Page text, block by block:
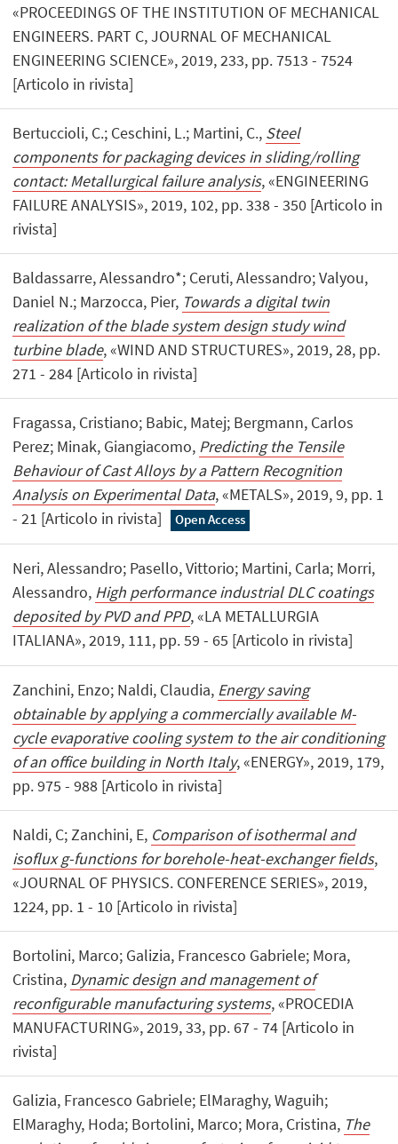
«PROCEEDINGS OF THE INSTITUTION OF MECHANICAL
ENGINEERS. PART C, JOURNAL OF MECHANICAL
ENGINEERING SCIENCE», 2019, 233, pp. 7513 - 7524
[Articolo in rivista]
Bertuccioli, C.; Ceschini, L.; Martini, C., Steel
components for packaging devices in sliding/rolling
contact: Metallurgical failure analysis, «ENGINEERING
FAILURE ANALYSIS», 2019, 102, pp. 338 - 350 [Articolo in
rivista]
Baldassarre, Alessandro*; Ceruti, Alessandro; Valyou,
Daniel N.; Marzocca, Pier, Towards a digital twin
realization of the blade system design study wind
turbine blade, «WIND AND STRUCTURES», 2019, 28, pp.
271 - 284 [Articolo in rivista]
Fragassa, Cristiano; Babic, Matej; Bergmann, Carlos
Perez; Minak, Giangiacomo, Predicting the Tensile
Behaviour of Cast Alloys by a Pattern Recognition
Analysis on Experimental Data, «METALS», 2019, 9, pp. 1
- 21 [Articolo in rivista]
Open Access
Neri, Alessandro; Pasello, Vittorio; Martini, Carla; Morri,
Alessandro, High performance industrial DLC coatings
deposited by PVD and PPD, «LA METALLURGIA
ITALIANA», 2019, 111, pp. 59 - 65 [Articolo in rivista]
Zanchini, Enzo; Naldi, Claudia, Energy saving
obtainable by applying a commercially available M-
cycle evaporative cooling system to the air conditioning
of an office building in North Italy, «ENERGY», 2019, 179,
pp. 975 - 988 [Articolo in rivista]
Naldi, C; Zanchini, E, Comparison of isothermal and
isoflux g-functions for borehole-heat-exchanger fields,
«JOURNAL OF PHYSICS. CONFERENCE SERIES», 2019,
1224, pp. 1 - 10 [Articolo in rivista]
Bortolini, Marco; Galizia, Francesco Gabriele; Mora,
Cristina, Dynamic design and management of
reconfigurable manufacturing systems, «PROCEDIA
MANUFACTURING», 2019, 33, pp. 67 - 74 [Articolo in
rivista]
Galizia, Francesco Gabriele; ElMaraghy, Waguih;
ElMaraghy, Hoda; Bortolini, Marco; Mora, Cristina, The